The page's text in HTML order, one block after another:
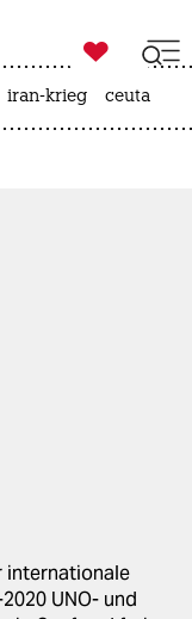

taz zahl ich
iran-krieg ceuta
internationale
UNO- und